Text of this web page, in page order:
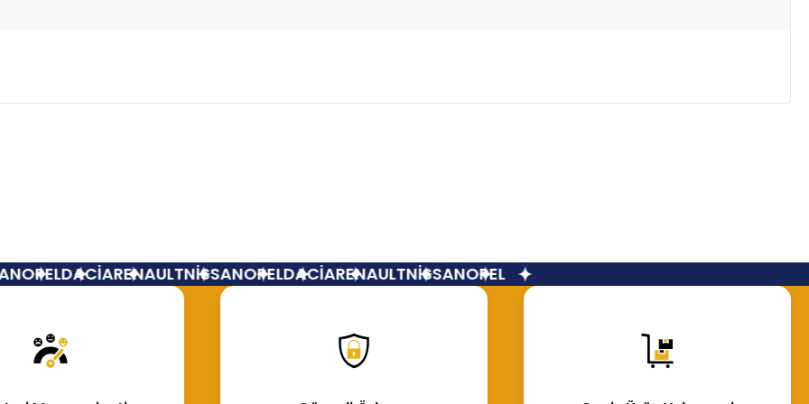
OPELDACİARENAULTNİSSANOPELDACİARENAULTNİSSANOPEL